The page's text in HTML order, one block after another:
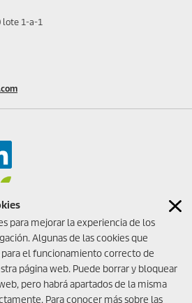
para mejorar la experiencia de los
Algunas de las cookies que
el funcionamiento correcto de
página web. Puede borrar y bloquear
pero habrá apartados de la misma
Para conocer más sobre las
Te invitamos a cotizar para tu
nuevo negocio de limpieza,
compra equipamiento de
limpieza o no sabes que
necesitas.
¡Nosotros te ayudamos!
lote 1-a-1